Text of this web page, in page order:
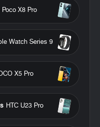
Poco X8 Pro
Watch Series 9
X5 Pro
HTC U23 Pro